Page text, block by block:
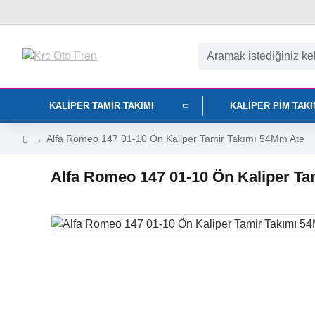
KALIPER TAMIR TAKIMI KALIPER PIM
Alfa Romeo 147 01-10 Ön Kaliper Tamir Takımı 54Mm Ate
Alfa Romeo 147 01-10 Ön Kaliper